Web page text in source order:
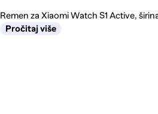
Remen za Xiaomi Watch S1 Active,
Pročitaj više